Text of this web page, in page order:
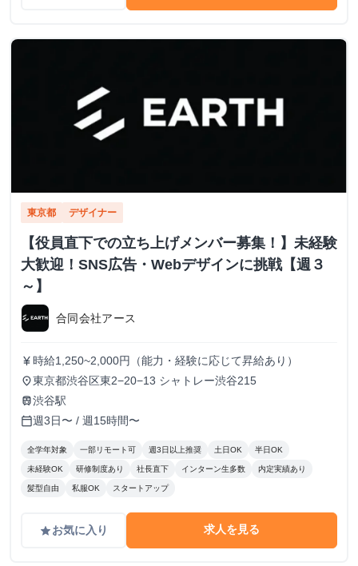
東京都 デザイナー
【役員直下での立ち上げメンバー募集！】未経験
大歓迎！SNS広告・Webデザインに挑戦【週３
～】
合同会社アース
currency_yen 時給1,250~2,000円（能力・経験に応じて昇給あり）
place東京都渋谷区東2−20−13 シャトレー渋谷215
train渋谷駅
calendar_today週3日〜 / 週15時間〜
全学年対象 一部リモート可 週3日以上推奨 土日OK 半日OK
未経験OK 研修制度あり 社長直下 インターン生多数 内定実績あり
髪型自由 私服OK スタートアップ
gradeお気に入り 求人を見る